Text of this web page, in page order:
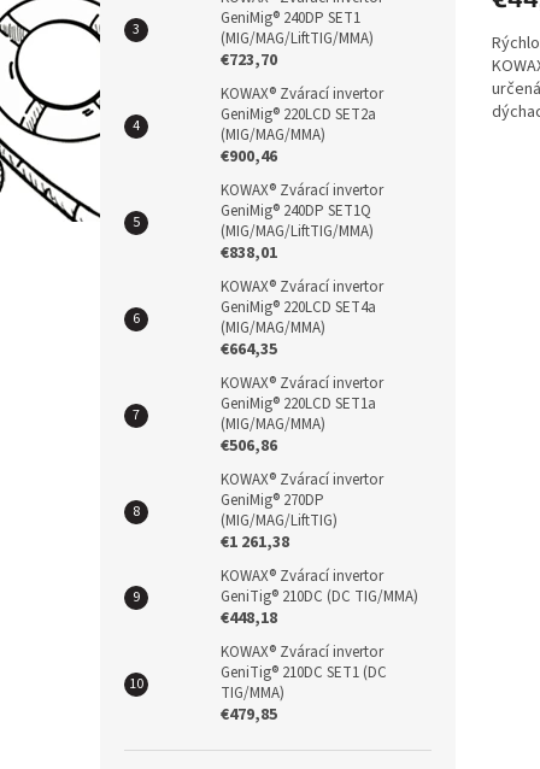
GeniMig® 240DP SET1
(MIG/MAG/LiftTIG/MMA)
€723,70
KOWAX® Zvárací invertor
GeniMig® 220LCD SET2a
(MIG/MAG/MMA)
€900,46
KOWAX® Zvárací invertor
GeniMig® 240DP SET1Q
(MIG/MAG/LiftTIG/MMA)
€838,01
KOWAX® Zvárací invertor
GeniMig® 220LCD SET4a
(MIG/MAG/MMA)
€664,35
KOWAX® Zvárací invertor
GeniMig® 220LCD SET1a
(MIG/MAG/MMA)
€506,86
KOWAX® Zvárací invertor
GeniMig® 270DP
(MIG/MAG/LiftTIG)
€1 261,38
KOWAX® Zvárací invertor
GeniTig® 210DC (DC TIG/MMA)
€448,18
KOWAX® Zvárací invertor
GeniTig® 210DC SET1 (DC
TIG/MMA)
€479,85